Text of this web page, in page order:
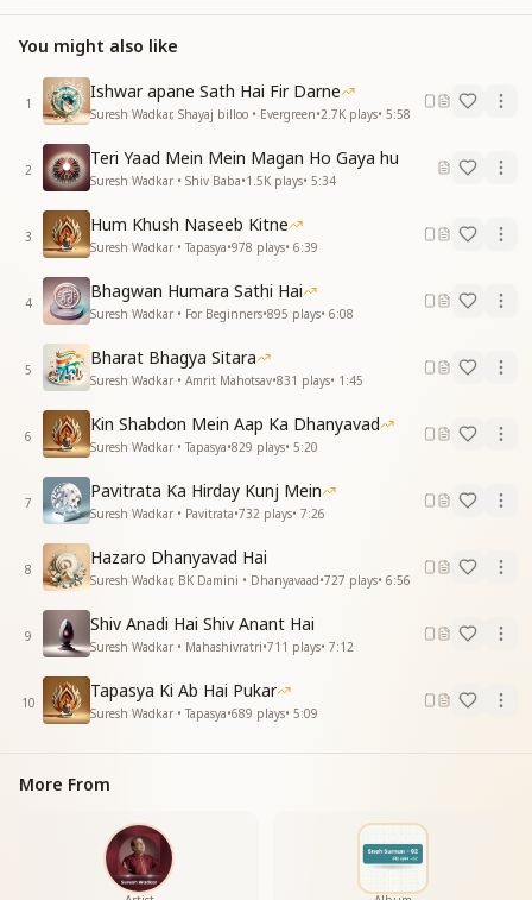
इस पुरानी दुनिया से ..
अब न कोई आस है ..
इस पुरानी दुनिया से ..
अब न कोई आस है ..
नाम की न भूख है ..
और मान की न प्यास है..
नाम की न भूख है ..
और मान की न प्यास है..
बा गए भगवान को हम ..
हमें प्यारे भगवान भगाये...
मिल गई मंज़िल हमारी.....
हम किनारे आ गये...
उठ गया है मन का लंगर गम की गलियां छोड़ कर ..
उठ गया है मन का लंगर गम की गलियां छोड़ कर ..
पीछे मुड़कर देखे क्या जब आगये इस मोड़ पर ..
पीछे मुड़कर देखे क्या जब आगये इस मोड़ पर ..
अब हमारे नैनो में नव युग नज़ारे आगये....
मिल गई मंज़िल हमारी.....
हम किनारे आ गये...
प्यारे बाबा तेरी यादों के सहारे आगये....
प्यारे बाबा तेरी यादों के सहारे आगये...
मिल गई मंज़िल हमारी.....
हम किनारे आ गये..."
You might also like
1
Ishwar apane Sath Hai Fir Darne
Suresh Wadkar, Shayaj billoo • Evergreen•2.7K plays• 5:58
2
Teri Yaad Mein Mein Magan Ho Gaya hu
Suresh Wadkar • Shiv Baba•1.5K plays• 5:34
3
Hum Khush Naseeb Kitne
Suresh Wadkar • Tapasya•978 plays• 6:39
4
Bhagwan Humara Sathi Hai
Suresh Wadkar • For Beginners•895 plays• 6:08
5
Bharat Bhagya Sitara
Suresh Wadkar • Amrit Mahotsav•831 plays• 1:45
6
Kin Shabdon Mein Aap Ka Dhanyavad
Suresh Wadkar • Tapasya•829 plays• 5:20
7
Pavitrata Ka Hirday Kunj Mein
Suresh Wadkar • Pavitrata•732 plays• 7:26
8
Hazaro Dhanyavad Hai
Suresh Wadkar, BK Damini • Dhanyavaad•727 plays• 6:56
9
Shiv Anadi Hai Shiv Anant Hai
Suresh Wadkar • Mahashivratri•711 plays• 7:12
10
Tapasya Ki Ab Hai Pukar
Suresh Wadkar • Tapasya•689 plays• 5:09
More From